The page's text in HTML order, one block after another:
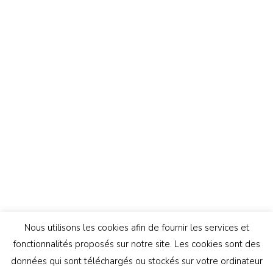
Nous utilisons les cookies afin de fournir les services et
fonctionnalités proposés sur notre site. Les cookies sont des
données qui sont téléchargés ou stockés sur votre ordinateur